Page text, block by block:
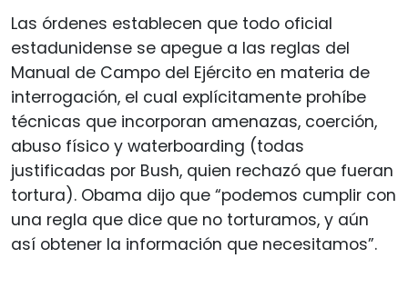
Las órdenes establecen que todo oficial
estadunidense se apegue a las reglas del
Manual de Campo del Ejército en materia de
interrogación, el cual explícitamente prohíbe
técnicas que incorporan amenazas, coerción,
abuso físico y waterboarding (todas
justificadas por Bush, quien rechazó que fueran
tortura). Obama dijo que “podemos cumplir con
una regla que dice que no torturamos, y aún
así obtener la información que necesitamos”.